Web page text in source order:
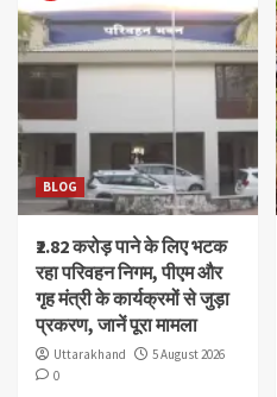
BLOG
₹2.82 करोड़ पाने के लिए भटक
रहा परिवहन निगम, पीएम और
गृह मंत्री के कार्यक्रमों से जुड़ा
प्रकरण, जानें पूरा मामला
Uttarakhand
5 August 2026
0